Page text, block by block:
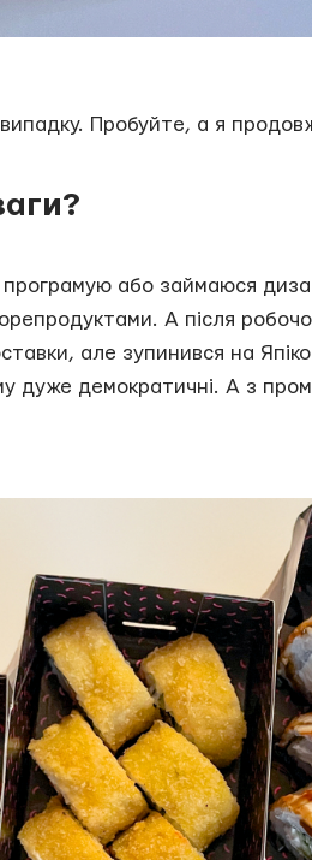
Пробуйте, а я
або займаюся
А після
але зупинився на Япіко
дуже демократичні. А з